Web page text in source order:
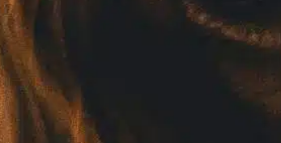
perros deben estar físicamente maduros
para aparearse. Las hembras suelen entrar
en celo cada seis meses, un periodo conocido
como…
Find out more